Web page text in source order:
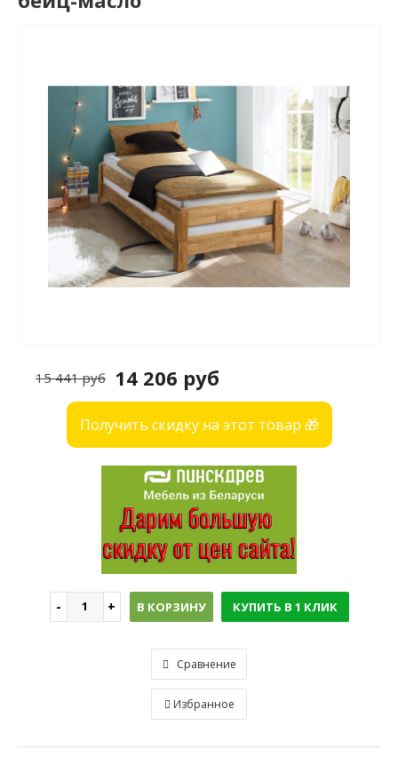
14 206 руб
15 441 руб
Получить скидку на этот товар 🎁
В КОРЗИНУ КУПИТЬ В 1 КЛИК
Сравнение
Избранное